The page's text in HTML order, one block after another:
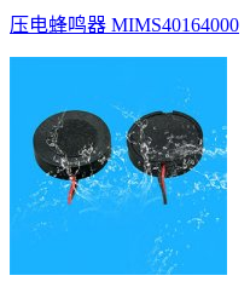
压电蜂鸣器 MIMS40164000